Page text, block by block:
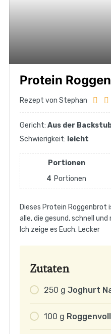
Protein
Rezept von Stephan
Gericht: Aus der
Schwierigkeit: leicht
Portionen
4 Portionen
Dieses Protein
alle, die gesund, schnell
Ich zeige es Euch. Lecker
Zutaten
250 g Joghurt
100 g